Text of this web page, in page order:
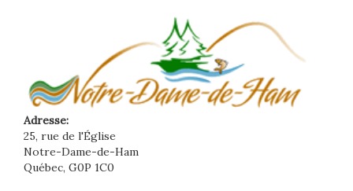
Adresse:
25, rue de l'Église
Notre-Dame-de-Ham
Québec, G0P 1C0